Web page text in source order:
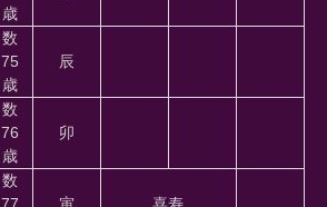
歳
数
75
歳
辰
数
76
歳
卯
数
77
寅 喜寿